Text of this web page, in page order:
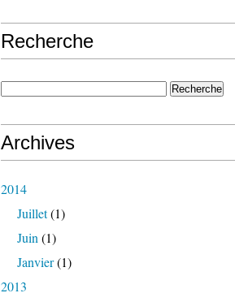
Recherche
Archives
2014
Juillet(1)
Juin (1)
Janvier(1)
2013